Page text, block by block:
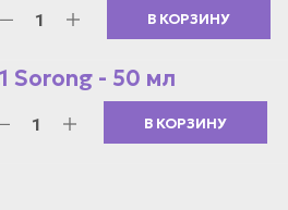
В КОРЗИНУ
Sorong - 50 мл
В КОРЗИНУ